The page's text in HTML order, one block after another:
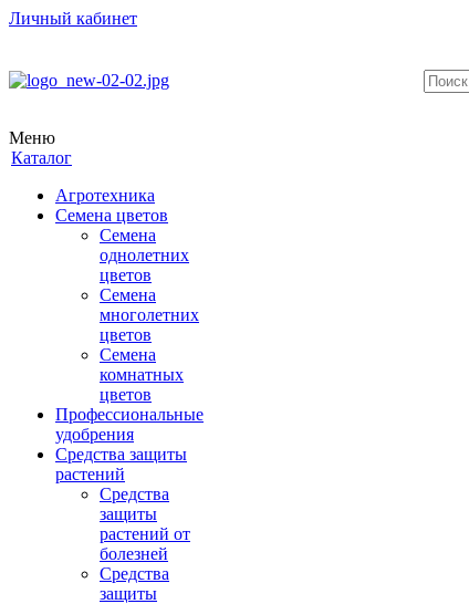
Личный кабинет
Меню
Каталог
Агротехника
Семена цветов
Семена
однолетних
цветов
Семена
многолетних
цветов
Семена
комнатных
цветов
Профессиональные
удобрения
Средства защиты
растений
Средства
защиты
растений от
болезней
Средства
защиты